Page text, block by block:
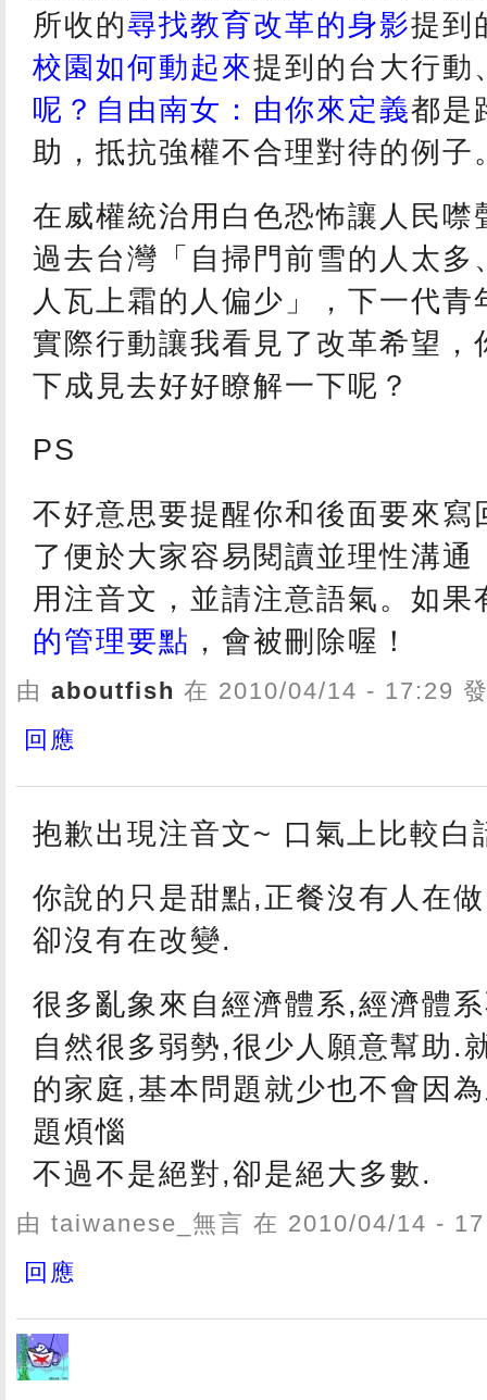
所收的尋找教育改革的身影提到
校園如何動起來提到的台大行動
呢？自由南女：由你來定義都是
助，抵抗強權不合理對待的例子
在威權統治用白色恐怖讓人民噤
過去台灣「自掃門前雪的人太多
人瓦上霜的人偏少」，下一代青
實際行動讓我看見了改革希望，
下成見去好好瞭解一下呢？
PS
不好意思要提醒你和後面要來寫
了便於大家容易閱讀並理性溝通
用注音文，並請注意語氣。如果
的管理要點 ，會被刪除喔！
由 aboutfish 在 2010/04/14 - 17:29
回應
抱歉出現注音文~ 口氣上比較白
你說的只是甜點,正餐沒有人在
卻沒有在改變.
很多亂象來自經濟體系,經濟體
自然很多弱勢,很少人願意幫助.
的家庭,基本問題就少也不會因
題煩惱
不過不是絕對,卻是絕大多數.
由 taiwanese_無言 在 2010/04/14 -
回應